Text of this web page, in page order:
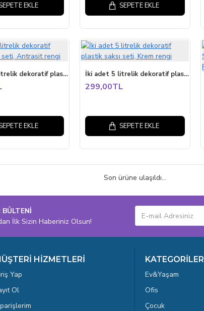
EKLE SEPETE EKLE
İki adet 5 litrelik dekoratif plastik saksı seti, Antrasit rengi
EKLE
İki adet 5 litrelik dekoratif plastik saksı seti, Krem rengi
299,00TL
SEPETE EKLE
Son ürüne ulaşıldı...
İlk Sizin Haberiniz Olsun!
HİZMETLERİ
Yap
Ol
KATEGORİLER
Ev&Yaşam
Ofis
Çocuk